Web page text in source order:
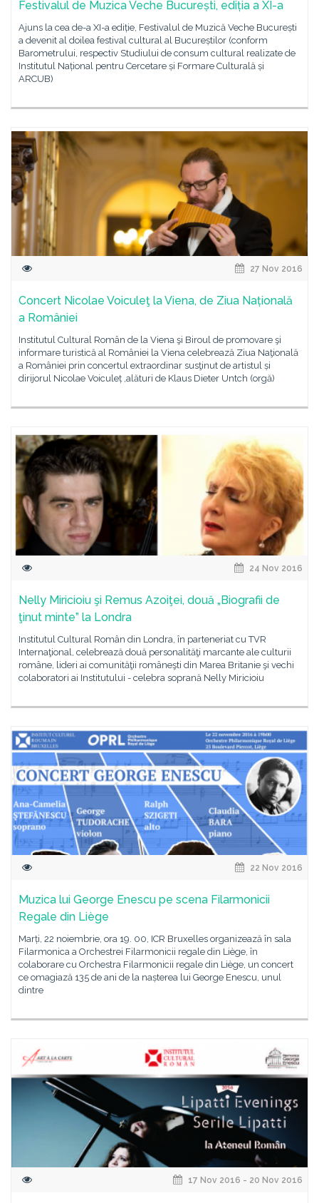
Festivalul de Muzica Veche București, ediția a XI-a
Ajuns la cea de-a XI-a ediție, Festivalul de Muzică Veche București
a devenit al doilea festival cultural al Bucureștilor (conform
Barometrului, respectiv Studiului de consum cultural realizate de
Institutul Național pentru Cercetare și Formare Culturală și
ARCUB)
27 Nov 2016
Concert Nicolae Voiculeţ la Viena, de Ziua Națională
a României
Institutul Cultural Român de la Viena şi Biroul de promovare şi
informare turistică al României la Viena celebrează Ziua Naţională
a României prin concertul extraordinar susţinut de artistul și
dirijorul Nicolae Voiculeț ,alături de Klaus Dieter Untch (orgă)
24 Nov 2016
Nelly Miricioiu şi Remus Azoiţei, două „Biografii de
ţinut minte” la Londra
Institutul Cultural Român din Londra, în parteneriat cu TVR
Internaţional, celebrează două personalităţi marcante ale culturii
române, lideri ai comunităţii româneşti din Marea Britanie şi vechi
colaboratori ai Institutului - celebra soprană Nelly Miricioiu
22 Nov 2016
Muzica lui George Enescu pe scena Filarmonicii
Regale din Liège
Marți, 22 noiembrie, ora 19. 00, ICR Bruxelles organizează în sala
Filarmonica a Orchestrei Filarmonicii regale din Liège, în
colaborare cu Orchestra Filarmonicii regale din Liège, un concert
ce omagiază 135 de ani de la nașterea lui George Enescu, unul
dintre
17 Nov 2016 - 20 Nov 2016